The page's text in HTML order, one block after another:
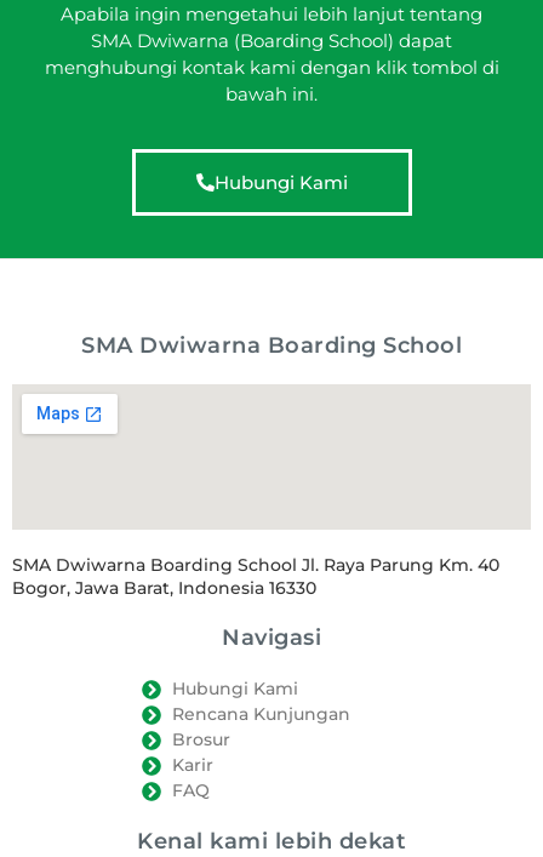
Apabila ingin mengetahui lebih lanjut tentang
SMA Dwiwarna (Boarding School) dapat
menghubungi kontak kami dengan klik tombol di
bawah ini.
Hubungi Kami
SMA Dwiwarna Boarding School
SMA Dwiwarna Boarding School Jl. Raya Parung Km. 40
Bogor, Jawa Barat, Indonesia 16330
Navigasi
Hubungi Kami
Rencana Kunjungan
Brosur
Karir
FAQ
Kenal kami lebih dekat